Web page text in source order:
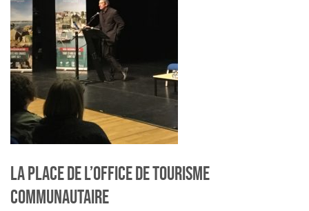
LA PLACE DE L’OFFICE DE TOURISME
COMMUNAUTAIRE